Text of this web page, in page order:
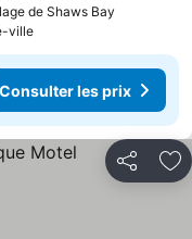
de Shaws Bay
ville
Consulter les prix
Partager